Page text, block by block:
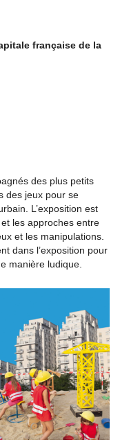
française de la
des plus petits
des jeux pour se
L’exposition est
les approches entre
et les manipulations.
dans l’exposition pour
manière ludique.